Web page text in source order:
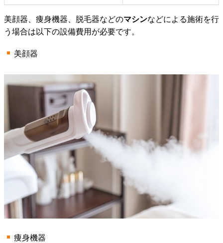
美顔器、痩身機器、脱毛器などのマシンなどによる施術を行
う場合は以下の設備費用が必要です。
美顔器
痩身機器